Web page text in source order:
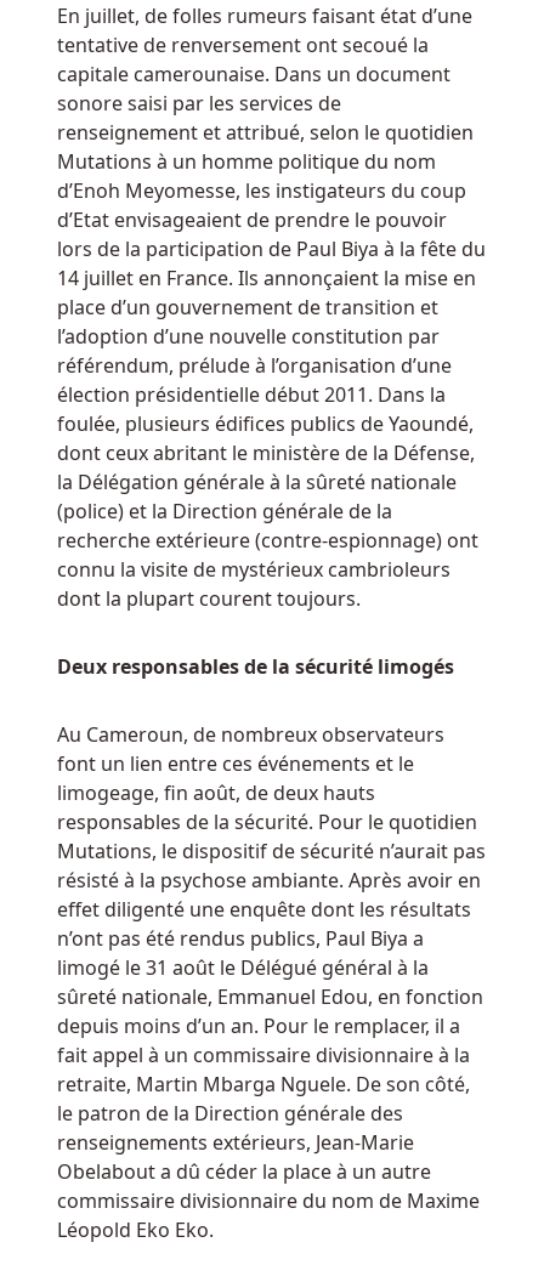
l'attente
longue
pour
gagner
d'argent
Machines
Belgique
Instantané
Tout
titulaire
d’une
carte
débit
Maestro
peut
effectuer
des
transactions
depuis
n’importe
quel
guichet
travers
En juillet, de folles rumeurs faisant état d’une
tentative de renversement ont secoué la
capitale camerounaise. Dans un document
sonore saisi par les services de
renseignement et attribué, selon le quotidien
Mutations à un homme politique du nom
d’Enoh Meyomesse, les instigateurs du coup
d’Etat envisageaient de prendre le pouvoir
lors de la participation de Paul Biya à la fête du
14 juillet en France. Ils annonçaient la mise en
place d’un gouvernement de transition et
l’adoption d’une nouvelle constitution par
référendum, prélude à l’organisation d’une
élection présidentielle début 2011. Dans la
foulée, plusieurs édifices publics de Yaoundé,
dont ceux abritant le ministère de la Défense,
la Délégation générale à la sûreté nationale
(police) et la Direction générale de la
recherche extérieure (contre-espionnage) ont
connu la visite de mystérieux cambrioleurs
dont la plupart courent toujours.
Deux responsables de la sécurité limogés
Au Cameroun, de nombreux observateurs
font un lien entre ces événements et le
limogeage, fin août, de deux hauts
responsables de la sécurité. Pour le quotidien
Mutations, le dispositif de sécurité n’aurait pas
résisté à la psychose ambiante. Après avoir en
effet diligenté une enquête dont les résultats
n’ont pas été rendus publics, Paul Biya a
limogé le 31 août le Délégué général à la
sûreté nationale, Emmanuel Edou, en fonction
depuis moins d’un an. Pour le remplacer, il a
fait appel à un commissaire divisionnaire à la
retraite, Martin Mbarga Nguele. De son côté,
le patron de la Direction générale des
renseignements extérieurs, Jean-Marie
Obelabout a dû céder la place à un autre
commissaire divisionnaire du nom de Maxime
Léopold Eko Eko.